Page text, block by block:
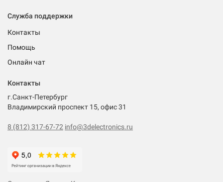
Служба поддержки
Контакты
Помощь
Онлайн чат
Контакты
г.Санкт-Петербург
Владимирский проспект 15, офис 31
8 (812) 317-67-72 info@3delectronics.ru